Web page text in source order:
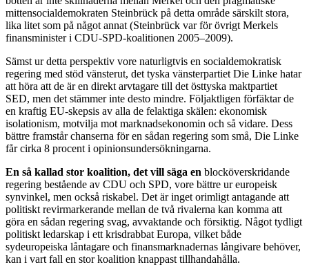
mittensocialdemokraten Steinbrück på detta område särskilt stora,
lika litet som på något annat (Steinbrück var för övrigt Merkels
finansminister i CDU-SPD-koalitionen 2005–2009).
Sämst ur detta perspektiv vore naturligtvis en socialdemokratisk
regering med stöd vänsterut, det tyska vänsterpartiet Die Linke hatar
att höra att de är en direkt arvtagare till det östtyska maktpartiet
SED, men det stämmer inte desto mindre. Följaktligen förfäktar de
en kraftig EU-skepsis av alla de felaktiga skälen: ekonomisk
isolationism, motvilja mot marknadsekonomin och så vidare. Dess
bättre framstår chanserna för en sådan regering som små, Die Linke
får cirka 8 procent i opinionsundersökningarna.
En så kallad stor koalition, det vill säga en blocköverskridande
regering bestående av CDU och SPD, vore bättre ur europeisk
synvinkel, men också riskabel. Det är inget orimligt antagande att
politiskt revirmarkerande mellan de två rivalerna kan komma att
göra en sådan regering svag, avvaktande och försiktig. Något tydligt
politiskt ledarskap i ett krisdrabbat Europa, vilket både
sydeuropeiska låntagare och finansmarknadernas långivare behöver,
kan i vart fall en stor koalition knappast tillhandahålla.